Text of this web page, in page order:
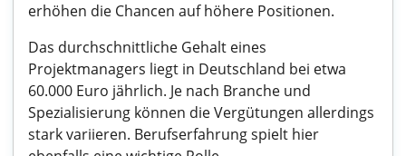
erhöhen die Chancen auf höhere Positionen.
Das durchschnittliche Gehalt eines
Projektmanagers liegt in Deutschland bei etwa
60.000 Euro jährlich. Je nach Branche und
Spezialisierung können die Vergütungen allerdings
stark variieren. Berufserfahrung spielt hier